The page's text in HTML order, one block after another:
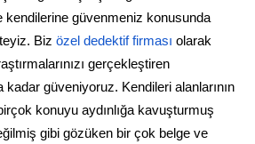
kendilerine güvenmeniz konusunda
Biz özel dedektif firması olarak
gerçekleştiren
kadar güveniyoruz. Kendileri alanlarının
konuyu aydınlığa kavuşturmuş
gibi gözüken bir çok belge ve